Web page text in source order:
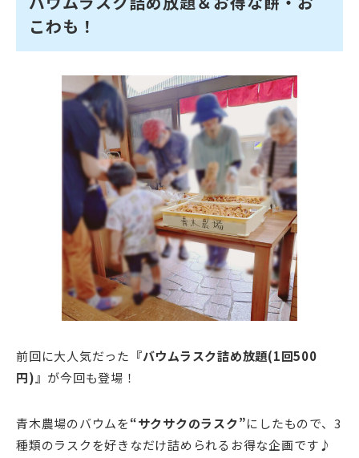
こわも！
前回に大人気だった 『バウムラスク詰め放題(1回500
円)』 が今回も登場！
青木農場のバウムを“サクサクのラスク”にしたもので、3
種類のラスクを好きなだけ詰められるお得な企画です♪